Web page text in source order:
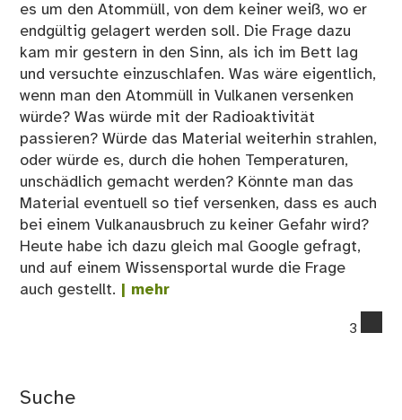
es um den Atommüll, von dem keiner weiß, wo er
endgültig gelagert werden soll. Die Frage dazu
kam mir gestern in den Sinn, als ich im Bett lag
und versuchte einzuschlafen. Was wäre eigentlich,
wenn man den Atommüll in Vulkanen versenken
würde? Was würde mit der Radioaktivität
passieren? Würde das Material weiterhin strahlen,
oder würde es, durch die hohen Temperaturen,
unschädlich gemacht werden? Könnte man das
Material eventuell so tief versenken, dass es auch
bei einem Vulkanausbruch zu keiner Gefahr wird?
Heute habe ich dazu gleich mal Google gefragt,
und auf einem Wissensportal wurde die Frage
auch gestellt. | mehr
3
Suche